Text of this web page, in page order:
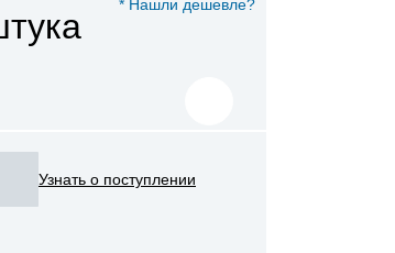
* Нашли дешевле?
Узнать о поступлении